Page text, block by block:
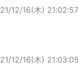
12/16(木)
12/16(木)